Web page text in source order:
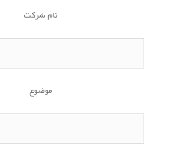
نام شرکت
موضوع